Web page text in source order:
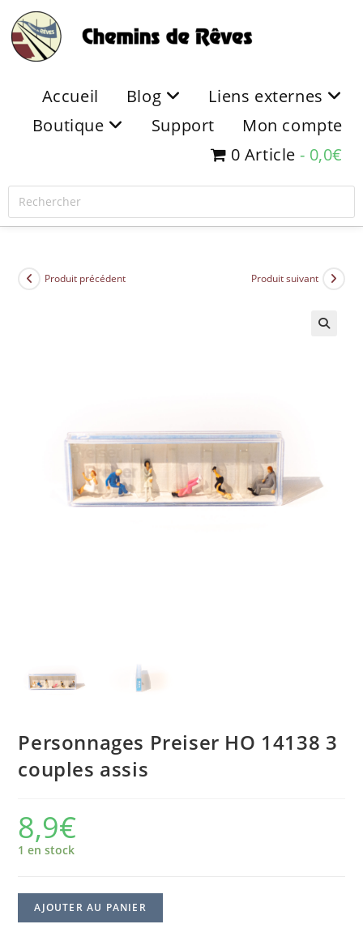
Accueil Blog
Liens externes
Boutique
Support
Mon compte
0 Article
0,0€
Produit précédent Produit suivant
Personnages Preiser HO 14138 3
couples assis
8,9€
1 en stock
AJOUTER AU PANIER